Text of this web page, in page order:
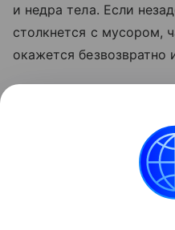
и недра тела. Если
столкнется с мусором,
окажется безвозвратно